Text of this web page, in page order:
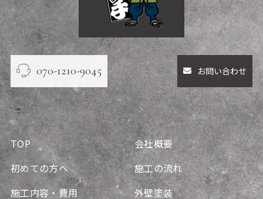
070-1210-9045 お問い合わせ
TOP
会社概要
初めての方へ
施工の流れ
施工内容・費用
外壁塗装